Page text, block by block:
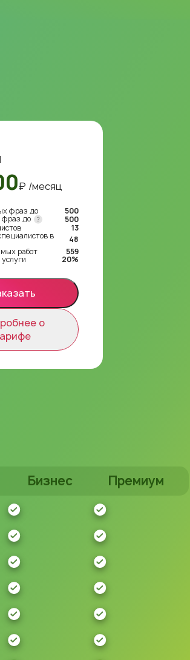
₽ /месяц
фраз до 500
до
500
13
в
48
работ
559
20%
о
Бизнес Премиум